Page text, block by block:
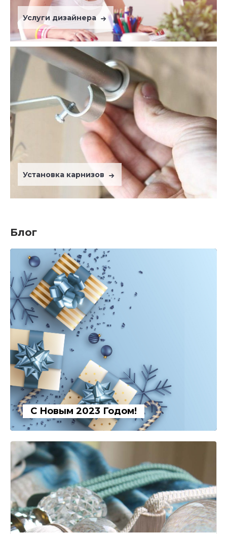
Услуги дизайнера
Установка карнизов
Блог
С Новым 2023 Годом!